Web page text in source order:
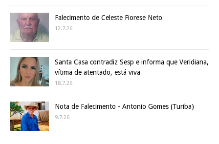
Falecimento de Celeste Fiorese Neto
12.7.26
Santa Casa contradiz Sesp e informa que Veridiana,
vítima de atentado, está viva
18.7.26
Nota de Falecimento - Antonio Gomes (Turiba)
9.7.26